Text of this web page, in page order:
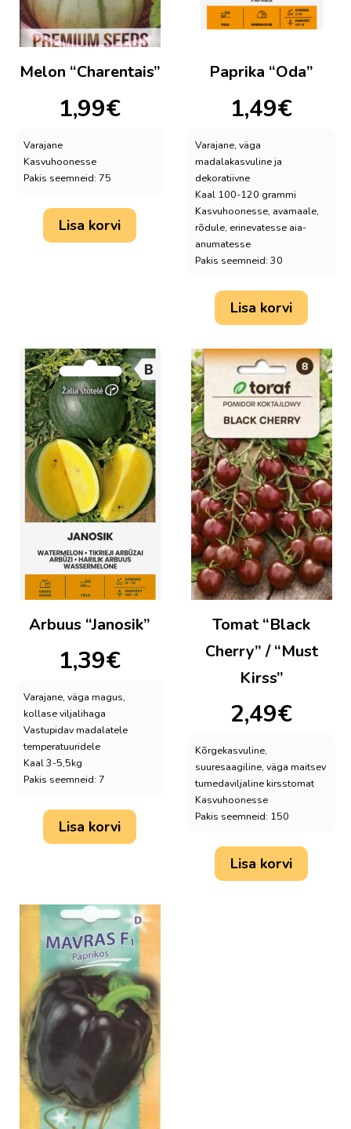
Melon “Charentais”
1,99€
Varajane
Kasvuhoonesse
Pakis seemneid: 75
Lisa korvi
Paprika “Oda”
1,49€
Varajane, väga
madalakasvuline ja
dekoratiivne
Kaal 100-120 grammi
Kasvuhoonesse, avamaale,
rõdule, erinevatesse aia-
anumatesse
Pakis seemneid: 30
Lisa korvi
Arbuus “Janosik”
1,39€
Varajane, väga magus,
kollase viljalihaga
Vastupidav madalatele
temperatuuridele
Kaal 3-5,5kg
Pakis seemneid: 7
Lisa korvi
Tomat “Black
Cherry” / “Must
Kirss”
2,49€
Kõrgekasvuline,
suuresaagiline, väga maitsev
tumedaviljaline kirsstomat
Kasvuhoonesse
Pakis seemneid: 150
Lisa korvi